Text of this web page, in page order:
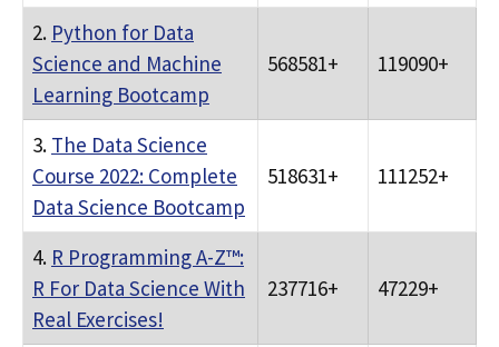
2. Python for Data
Science and Machine
Learning Bootcamp
568581+ 119090+
3. The Data Science
Course 2022: Complete
Data Science Bootcamp
518631+ 111252+
4. R Programming A-Z™:
R For Data Science With
Real Exercises!
237716+ 47229+